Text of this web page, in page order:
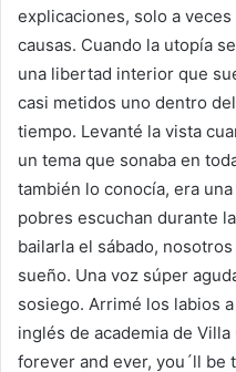
explicaciones, solo a
causas. Cuando la utopía
una libertad interior que
casi metidos uno dentro
tiempo. Levanté la vista
un tema que sonaba en
también lo conocía, era
pobres escuchan durante
bailarla el sábado,
sueño. Una voz súper
sosiego. Arrimé los labios
inglés de academia de
forever and ever, you´ll be